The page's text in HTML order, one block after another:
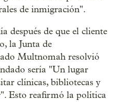
de inmigración".
después de que el cliente
la Junta de
Multnomah resolvió
sería "Un lugar
clínicas, bibliotecas y
Esto reafirmó la política